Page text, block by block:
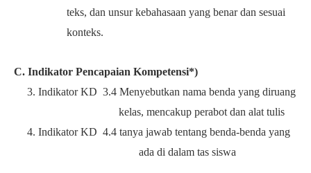
teks, dan unsur kebahasaan yang benar dan sesuai
konteks.
C. Indikator Pencapaian Kompetensi*)
3. Indikator KD 3.4 Menyebutkan nama benda yang diruang
kelas, mencakup perabot dan alat tulis
4. Indikator KD 4.4 tanya jawab tentang benda-benda yang
ada di dalam tas siswa